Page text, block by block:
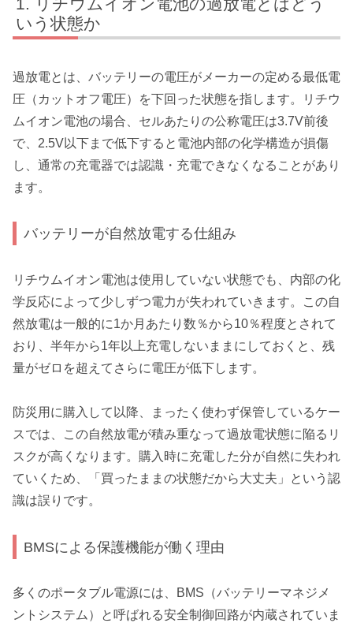
いう状態か
過放電とは、バッテリーの電圧がメーカーの定める最低電
圧（カットオフ電圧）を下回った状態を指します。リチウ
ムイオン電池の場合、セルあたりの公称電圧は3.7V前後
で、2.5V以下まで低下すると電池内部の化学構造が損傷
し、通常の充電器では認識・充電できなくなることがあり
ます。
バッテリーが自然放電する仕組み
リチウムイオン電池は使用していない状態でも、内部の化
学反応によって少しずつ電力が失われていきます。この自
然放電は一般的に1か月あたり数％から10％程度とされて
おり、半年から1年以上充電しないままにしておくと、残
量がゼロを超えてさらに電圧が低下します。
防災用に購入して以降、まったく使わず保管しているケー
スでは、この自然放電が積み重なって過放電状態に陥るリ
スクが高くなります。購入時に充電した分が自然に失われ
ていくため、「買ったままの状態だから大丈夫」という認
識は誤りです。
BMSによる保護機能が働く理由
多くのポータブル電源には、BMS（バッテリーマネジメ
ントシステム）と呼ばれる安全制御回路が内蔵されていま